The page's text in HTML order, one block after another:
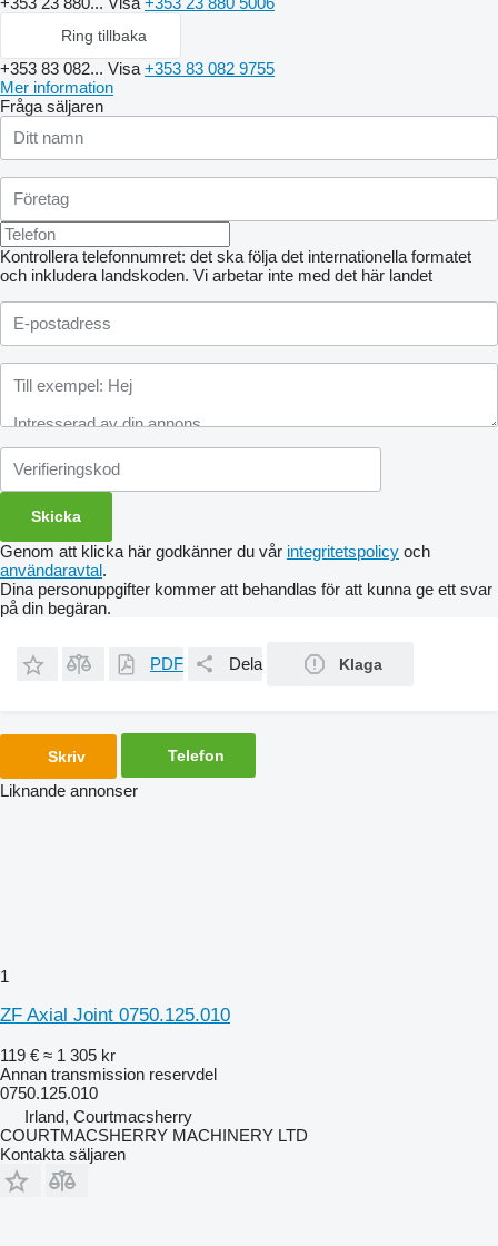
Ring tillbaka
+353 83 082... Visa +353 83 082 9755
Mer information
Fråga säljaren
Kontrollera telefonnumret: det ska följa det internationella formatet
och inkludera landskoden. Vi arbetar inte med det här landet
Genom att klicka här godkänner du vår integritetspolicy och
användaravtal.
Dina personuppgifter kommer att behandlas för att kunna ge ett svar
på din begäran.
PDF Dela Klaga
Skriv Telefon
Liknande annonser
1
ZF Axial Joint 0750.125.010
119 € ≈ 1 305 kr
Annan transmission reservdel
0750.125.010
Irland, Courtmacsherry
COURTMACSHERRY MACHINERY LTD
Kontakta säljaren